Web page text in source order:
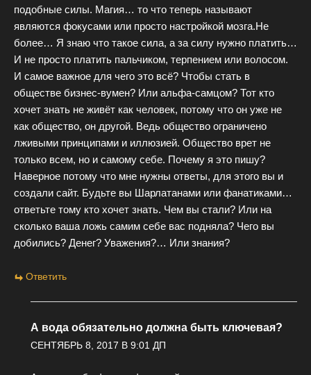
подобные силы. Магия… то что теперь называют
являются фокусами или просто настройкой мозга.Не
более… Я знаю что такое сила, а за силу нужно платить…
И не просто платить пальчиком, терпением или волосом.
И самое важное для чего это всё? Чтобы стать в
обществе бизнес-вумен? Или альфа-самцом? Тот кто
хочет знать не живёт как человек, потому что он уже не
как общество, он другой. Ведь общество ограничено
лживыми принципами и иллюзией. Общество врет не
только всем, но и самому себе. Почему я это пишу?
Наверное потому что мне нужны ответы, для этого вы и
создали сайт. Будьте вы Шарлатанами или фанатиками…
ответьте тому кто хочет знать. Чем вы стали? Или на
сколько ваша ложь самим себе вас подняла? Чего вы
добились? Денег? Уважения?… Или знания?
Ответить
А вода обязательно должна быть ключевая?
СЕНТЯБРЬ 8, 2017 В 9:01 ДП